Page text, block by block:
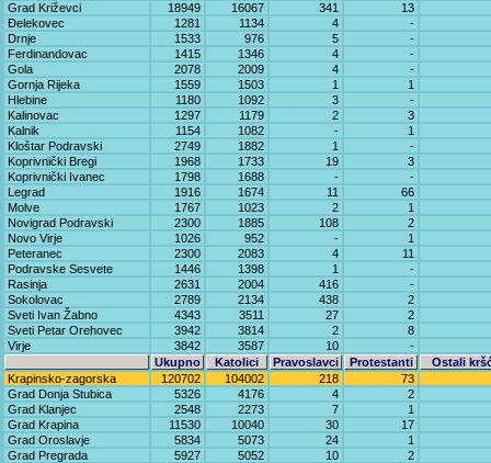
Grad Križevci
18949 16067 341
13
Đelekovec
1281 1134 4
-
Drnje
1533 976 5
-
Ferdinandovac
1415 1346 4
-
Gola
2078 2009 4
-
Gornja Rijeka
1559 1503 1
1
Hlebine
1180 1092 3
-
Kalinovac
1297 1179 2
3
Kalnik
1154 1082 -
1
Kloštar Podravski
2749 1882 1
-
Koprivnički Bregi
1968 1733 19
3
Koprivnički Ivanec
1798 1688 -
-
Legrad
1916 1674 11
66
Molve
1767 1023 2
1
Novigrad Podravski
2300 1885 108
2
Novo Virje
1026 952 -
1
Peteranec
2300 2083 4
11
Podravske Sesvete
1446 1398 1
-
Rasinja
2631 2004 416
-
Sokolovac
2789 2134 438
2
Sveti Ivan Žabno
4343 3511 27
2
Sveti Petar Orehovec
3942 3814 2
8
Virje
3842 3587 10
-
Ukupno
Katolici Pravoslavci Protestanti
Ostali
Krapinsko-zagorska
120702 104002 218
73
Grad Donja Stubica
5326 4176 4
2
Grad Klanjec
2548 2273 7
1
Grad Krapina
11530 10040 30
17
Grad Oroslavje
5834 5073 24
1
Grad Pregrada
5927 5052 10
2